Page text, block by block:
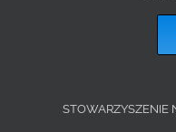
STOWARZYSZENIE